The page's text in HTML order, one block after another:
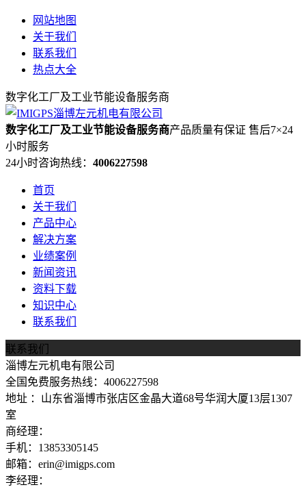
网站地图
关于我们
联系我们
热点大全
数字化工厂及工业节能设备服务商
数字化工厂及工业节能设备服务商产品质量有保证 售后7×24
小时服务
24小时咨询热线： 4006227598
首页
关于我们
产品中心
解决方案
业绩案例
新闻资讯
资料下载
知识中心
联系我们
联系我们
淄博左元机电有限公司
全国免费服务热线：4006227598
地址 ：山东省淄博市张店区金晶大道68号华润大厦13层1307
室
商经理：
手机：13853305145
邮箱：erin@imigps.com
李经理：